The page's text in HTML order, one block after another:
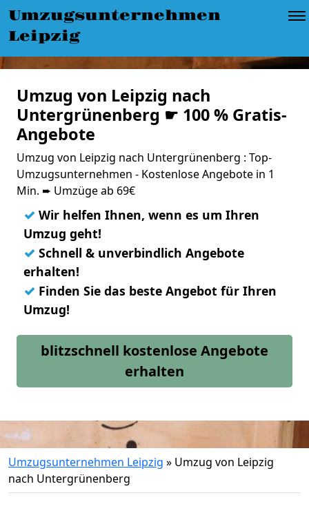
Umzugsunternehmen
Leipzig
Umzug von Leipzig nach
Untergrünenberg ☛ 100 % Gratis-
Angebote
Umzug von Leipzig nach Untergrünenberg : Top-
Umzugsunternehmen - Kostenlose Angebote in 1
Min. ➨ Umzüge ab 69€
✓ Wir helfen Ihnen, wenn es um Ihren
Umzug geht!
✓ Schnell & unverbindlich Angebote
erhalten!
✓ Finden Sie das beste Angebot für Ihren
Umzug!
blitzschnell kostenlose Angebote
erhalten
Umzugsunternehmen Leipzig » Umzug von Leipzig
nach Untergrünenberg